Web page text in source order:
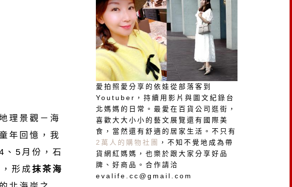
理景觀－海
年回憶，我
、5月份，石
形成 抹茶海
愛拍照愛分享的依娃從部落客到
Youtuber，持續用影片與圖文紀錄台
北媽媽的日常。最愛在百貨公司逛街，
喜歡大大小小的藝文展覽還有國際美
食，當然還有舒適的居家生活。不只有
2萬人的購物社團
，不知不覺地成為帶
貨網紅媽媽，也樂於跟大家分享好品
牌、好商品。合作請洽
evalife.cc@gmail.com